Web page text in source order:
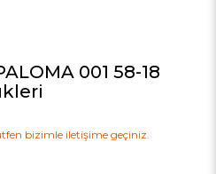
001 58-18
bizimle iletişime geçiniz.